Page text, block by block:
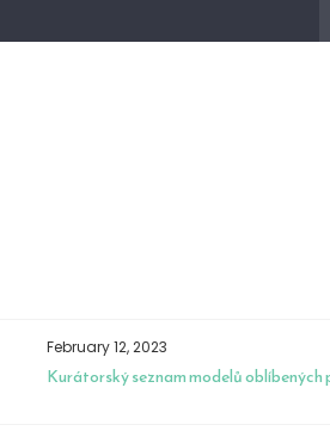
February 12, 2023
Kurátorský seznam modelů